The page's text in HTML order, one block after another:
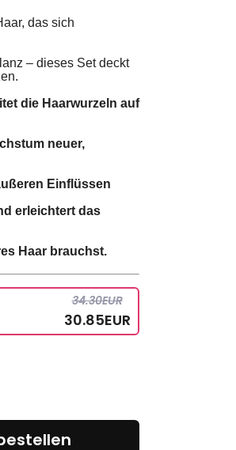
das sich
– dieses Set deckt
die Haarwurzeln auf
neuer,
Einflüssen
erleichtert das
Haar brauchst.
34.30EUR
30.85EUR